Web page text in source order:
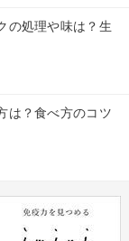
の処理や味は？生
は？食べ方のコツ